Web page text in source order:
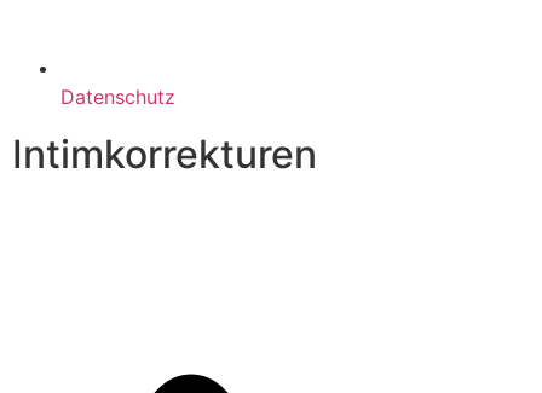
Datenschutz
Intimkorrekturen